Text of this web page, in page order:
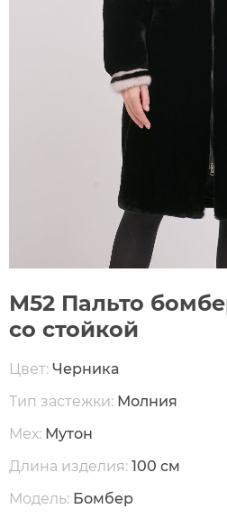
М52 Пальто
со стойкой
Цвет: Черника
Тип застежки: Молния
Мех: Мутон
Длина изделия: 100 см
Модель: Бомбер